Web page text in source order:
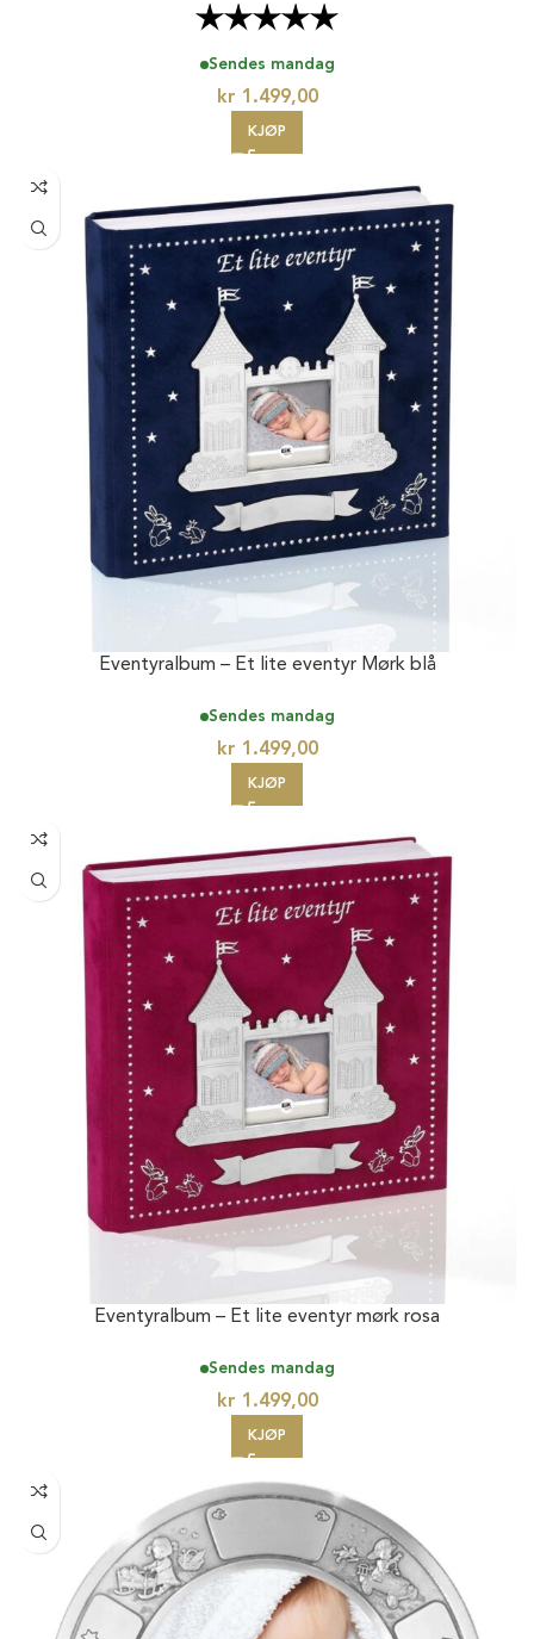
Karakter:
Sendes mandag
kr 1.499,00
KJØP
Eventyralbum – Et lite eventyr Mørk blå
Sendes mandag
kr 1.499,00
KJØP
Eventyralbum – Et lite eventyr mørk rosa
Sendes mandag
kr 1.499,00
KJØP